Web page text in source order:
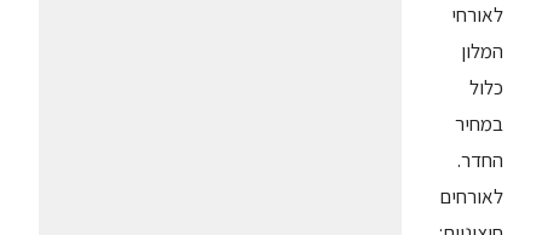
לאורחי
המלון
כלול
במחיר
החדר.
לאורחים